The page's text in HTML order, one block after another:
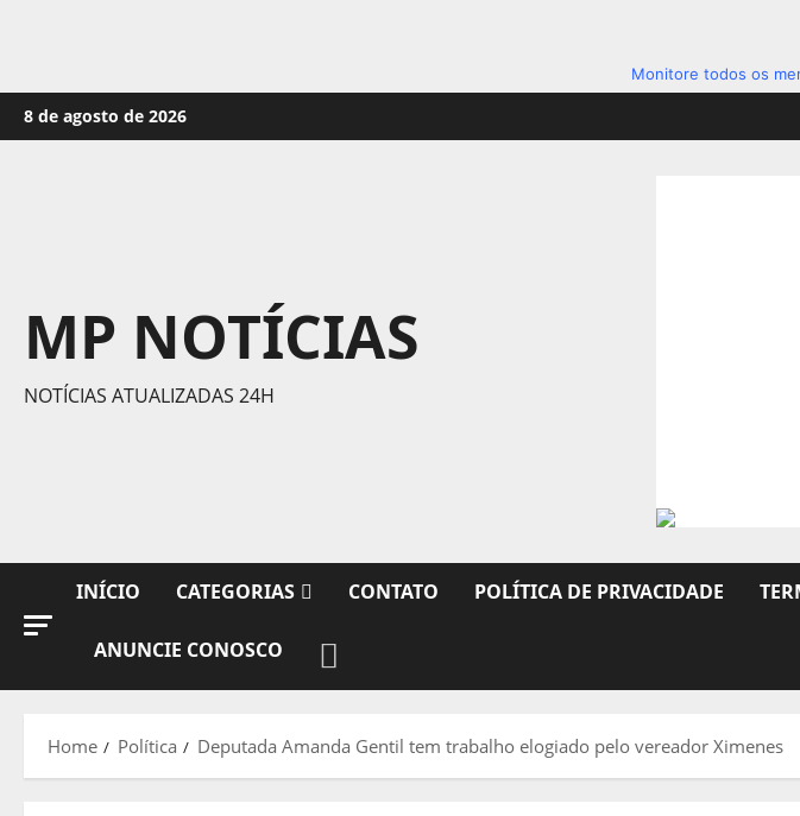
Monitore todos os
Skip
to
8 de agosto de 2026
MP NOTÍCIAS
NOTÍCIAS ATUALIZADAS 24H
INÍCIO CATEGORIAS CONTATO POLÍTICA DE PRIVACIDADE
ANUNCIE CONOSCO
Home Política Deputada Amanda Gentil tem trabalho elogiado pelo vereador Ximenes